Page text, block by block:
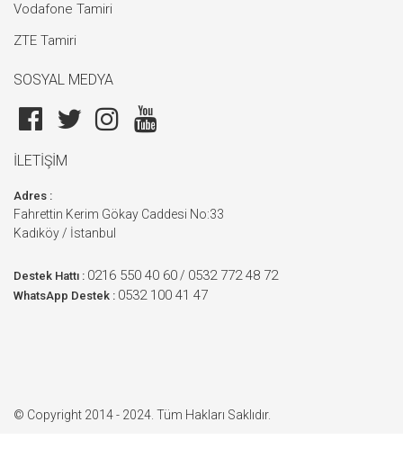
Vodafone Tamiri
ZTE Tamiri
SOSYAL MEDYA
İLETİŞİM
Adres :
Fahrettin Kerim Gökay Caddesi No:33
Kadıköy / İstanbul
Destek Hattı : 0216 550 40 60 / 0532 772 48 72
WhatsApp Destek : 0532 100 41 47
© Copyright 2014 - 2024. Tüm Hakları Saklıdır.